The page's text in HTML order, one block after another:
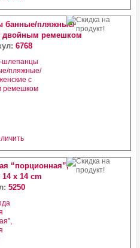
банные/пляжные/
двойным ремешком
6768
“порционная”,
х 14 cm
5250